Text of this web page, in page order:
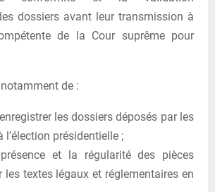
dossiers avant leur transmission à
de la Cour suprême pour
de :
les dossiers déposés par les
l’élection présidentielle ;
et la régularité des pièces
les textes légaux et réglementaires en